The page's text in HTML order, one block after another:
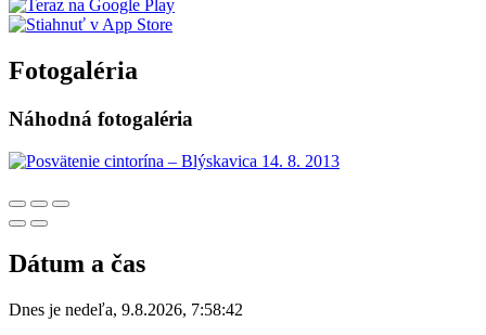
Fotogaléria
Náhodná fotogaléria
Dátum a čas
Dnes je nedeľa, 9.8.2026, 7:58:42